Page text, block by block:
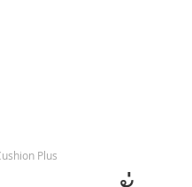
Plus